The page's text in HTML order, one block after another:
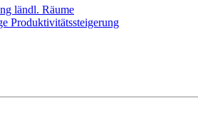
ländl. Räume
Produktivitätssteigerung